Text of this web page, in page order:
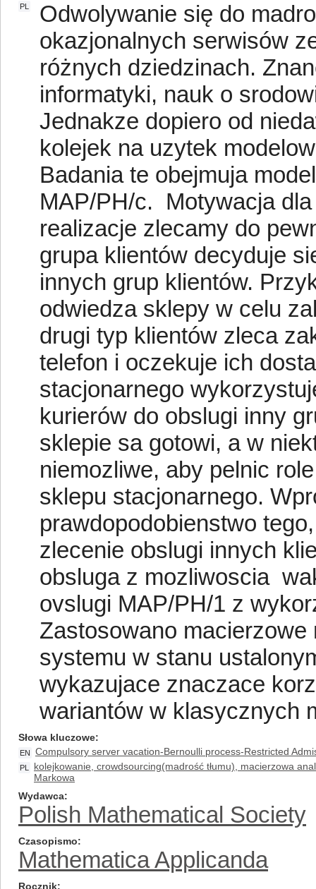
PL
Odwolywanie się do
okazjonalnych serwisów
różnych dziedzinach.
informatyki, nauk o
Jednakze dopiero od
kolejek na uzytek
Badania te obejmuja
MAP/PH/c. Motywacja
realizacje zlecamy do
grupa klientów decyduje
innych grup klientów.
odwiedza sklepy w celu
drugi typ klientów zleca
telefon i oczekuje ich
stacjonarnego
kurierów do obslugi inny
sklepie sa gotowi, a w
niemozliwe, aby pelnic
sklepu stacjonarnego.
prawdopodobienstwo
zlecenie obslugi innych
obsluga z mozliwoscia
ovslugi MAP/PH/1 z
Zastosowano
systemu w stanu
wykazujace znaczace
wariantów w klasycznych
Słowa kluczowe
EN Compulsory server vacation-Bernoulli process-Restricted
PL
kolejkowanie, crowdsourcing(madrość tłumu), macierzowa
Markowa
Wydawca
Polish Mathematical Society
Czasopismo
Mathematica Applicanda
Rocznik